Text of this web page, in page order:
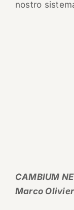
nostro
CAMBIUM
Marco